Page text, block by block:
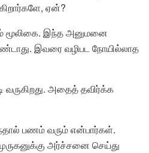
ஏன்?
மூலிகை. இந்த அனுமனை
இவரை வழிபட நோயில்லாத
வருகிறது. அதைத் தவிர்க்க
பணம் வரும் என்பார்கள்.
அர்ச்சனை செய்து